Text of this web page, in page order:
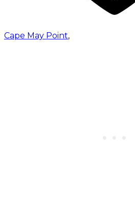
Cape May Point,